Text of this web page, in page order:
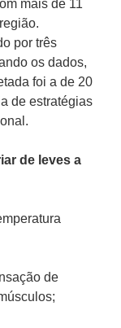
mais de 11
por três
os dados,
foi a de 20
de estratégias
de leves a
de